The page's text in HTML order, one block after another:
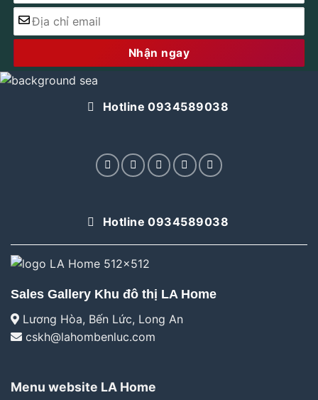
Hotline 0934589038
Hotline 0934589038
Sales Gallery Khu đô thị LA Home
Lương Hòa, Bến Lức, Long An
cskh@lahombenluc.com
Menu website LA Home